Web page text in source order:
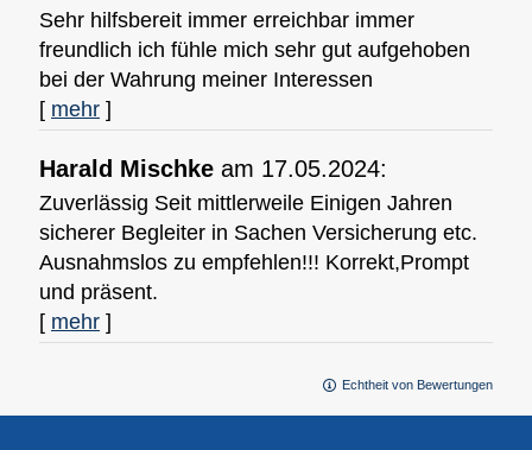
Sehr hilfsbereit immer erreichbar immer
freundlich ich fühle mich sehr gut aufgehoben
bei der Wahrung meiner Interessen
[ mehr ]
Harald Mischke am 17.05.2024:
Zuverlässig Seit mittlerweile Einigen Jahren
sicherer Begleiter in Sachen Versicherung etc.
Ausnahmslos zu empfehlen!!! Korrekt,Prompt
und präsent.
[ mehr ]
Echtheit von Bewertungen